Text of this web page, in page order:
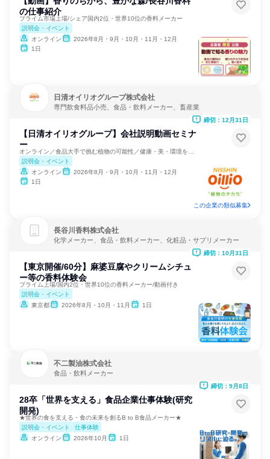
の仕事紹介
プライム市場上場/シェア国内2位・世界10位の香料メーカー
説明会・イベント
オンライン
2026年8月・9月・10月・11月・12月
1日
日清オイリオグループ株式会社
専門飲食料品小売、食品・飲料メーカー、畜産業
【日清オイリオグループ】会社説明動画セミナ
ー
説明会・イベント
オンライン
2026年8月・9月・10月・11月・12月
1日
締切：12月31日
この企業の類似募集
長谷川香料株式会社
化学メーカー、食品・飲料メーカー、化粧品・サプリメーカー
【東京開催/60分】麻婆豆腐やクリームシチュ
ー等の香料体験会
プライム上場/国内2位・世界10位の香料メーカー/動画付き
説明会・イベント
東京都
2026年8月・10月・11月 1日
締切：10月31日
不二製油株式会社
食品・飲料メーカー
28卒「世界を支える」食品企業仕事体験(研究
開発)
★世界の食を支える・食の未来を創るB to B食品メーカー★
説明会・イベント
仕事体験
オンライン
2026年10月 1日
締切：9月8日